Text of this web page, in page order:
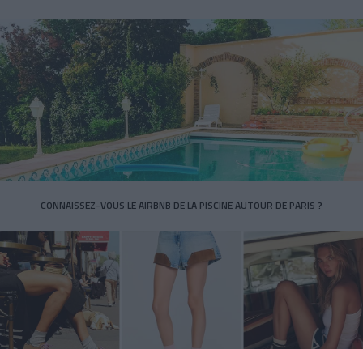
CONNAISSEZ-VOUS LE AIRBNB DE LA PISCINE AUTOUR DE PARIS ?